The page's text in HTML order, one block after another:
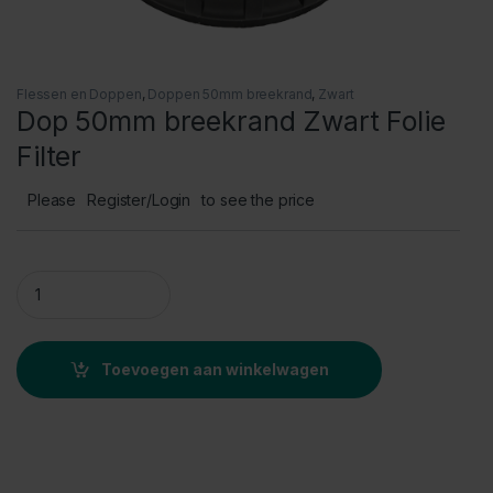
Flessen en Doppen, Doppen 50mm breekrand, Zwart
Dop 50mm breekrand Zwart Folie
Filter
Please Register/Login to see the price
Toevoegen aan winkelwagen